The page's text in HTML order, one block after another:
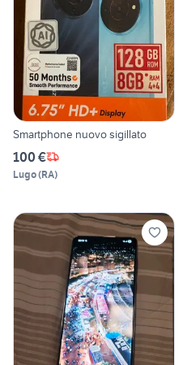
Smartphone nuovo sigillato
100 €
Lugo(RA)